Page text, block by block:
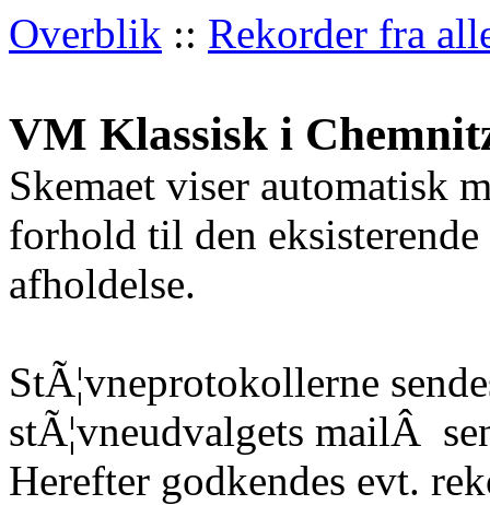
Overblik :: Rekorder fra
VM Klassisk i
Skemaet viser automatisk
forhold til den
afholdelse.
StÃ¦vneprotokollerne
stÃ¦vneudvalgets mailÂ
Herefter godkendes evt.